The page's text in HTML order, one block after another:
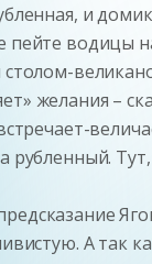
и
водицы
желания –
Тут,
А так